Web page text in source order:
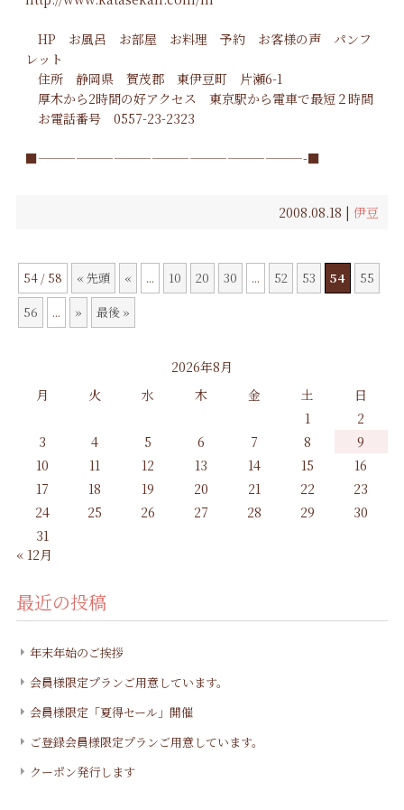
HP お風呂 お部屋 お料理 予約 お客様の声
パンフ
レット
住所 静岡県 賀茂郡 東伊豆町 片瀬6-1
厚木から2時間の好アクセス 東京駅から電車で最短２時間
お電話番号 0557-23-2323
■—————————————————————-■
2008.08.18 |伊豆
54 / 58 « 先頭 « ... 10 20 30 ... 52 53 54
55
56
... » 最後 »
2026年8月
月
火 水 木 金 土
日
1
2
3
4 5 6 7 8
9
10
11 12 13 14 15
16
17
18 19 20 21 22
23
24
25 26 27 28 29
30
31
« 12月
最近の投稿
年末年始のご挨拶
会員様限定プランご用意しています。
会員様限定「夏得セール」開催
ご登録会員様限定プランご用意しています。
クーポン発行します